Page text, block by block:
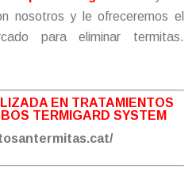
nosotros y le ofreceremos el
para eliminar termitas.
EN TRATAMIENTOS
TERMIGARD SYSTEM